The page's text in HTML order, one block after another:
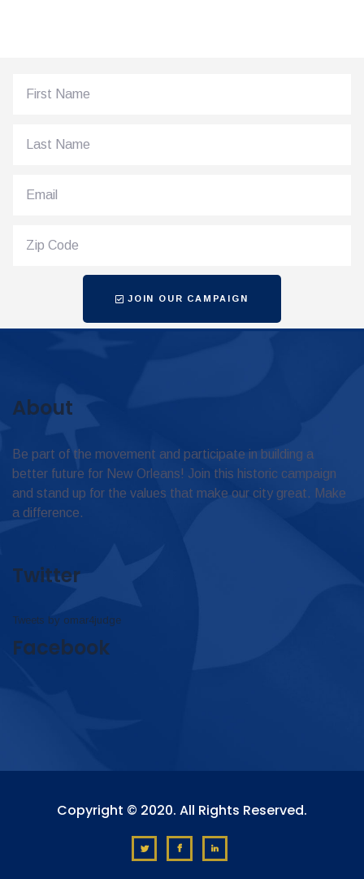
JOIN OUR CAMPAIGN
About
Be part of the movement and participate in building a
better future for New Orleans! Join this historic campaign
and stand up for the values that make our city great. Make
a difference.
Twitter
Tweets by omar4judge
Facebook
Copyright © 2020. All Rights Reserved.